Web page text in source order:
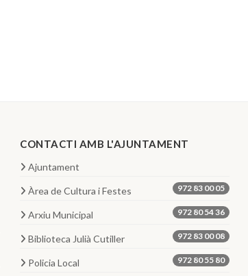
CONTACTI AMB L'AJUNTAMENT
Ajuntament
Àrea de Cultura i Festes 972 83 00 05
Arxiu Municipal 972 80 54 36
Biblioteca Julià Cutiller 972 83 00 08
Policia Local 972 80 55 80